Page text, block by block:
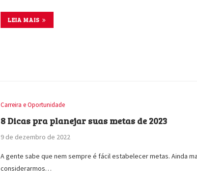
LEIA MAIS
Carreira e Oportunidade
8 Dicas pra planejar suas metas de 2023
9 de dezembro de 2022
A gente sabe que nem sempre é fácil estabelecer metas. Ainda
considerarmos…